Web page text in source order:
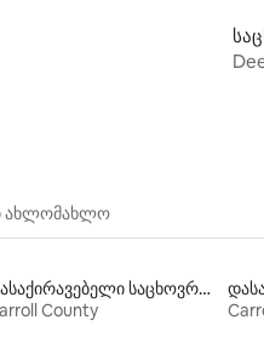
ახლომახლო
დასაქირავებელი საცხოვრებლები აუზებით
County